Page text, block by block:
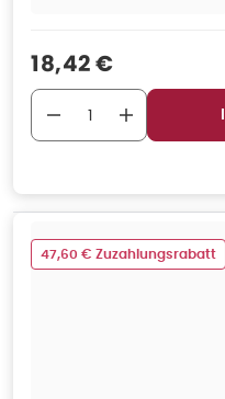
Verkaufspreis
18,42 €
47,60 € Zuzahlungsrabatt